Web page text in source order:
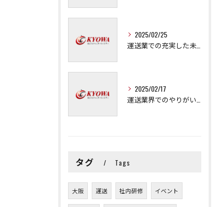
2025/02/25
2025/02/17
タグ Tags
大阪 運送 社内研修 イベント